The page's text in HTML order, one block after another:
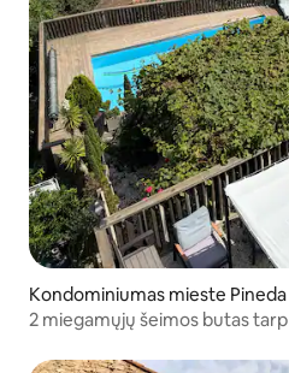
Kondominiumas mieste
2 miegamųjų šeimos butas